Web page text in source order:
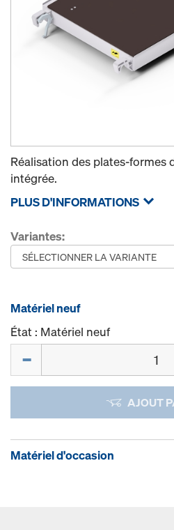
Réalisation des plates-formes
intégrée.
PLUS D'INFORMATIONS
Variantes:
Matériel neuf
État : Matériel neuf
AJOUT
Matériel d'occasion